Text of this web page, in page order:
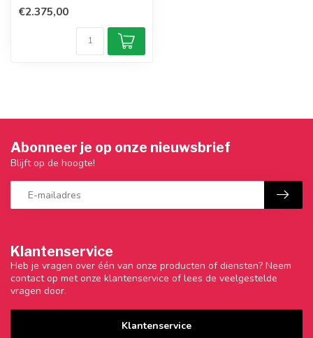
€2.375,00
Klantenservice
Heb je vragen over één van onze producten of diensten? Neem
contact op met onze klantenservice of lees de veelgestelde
vragen door.
Klantenservice
Abonneer je op onze nieuwsbrief
Blijft op de hoogte!